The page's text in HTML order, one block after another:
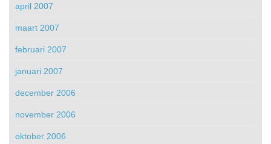
april 2007
maart 2007
februari 2007
januari 2007
december 2006
november 2006
oktober 2006